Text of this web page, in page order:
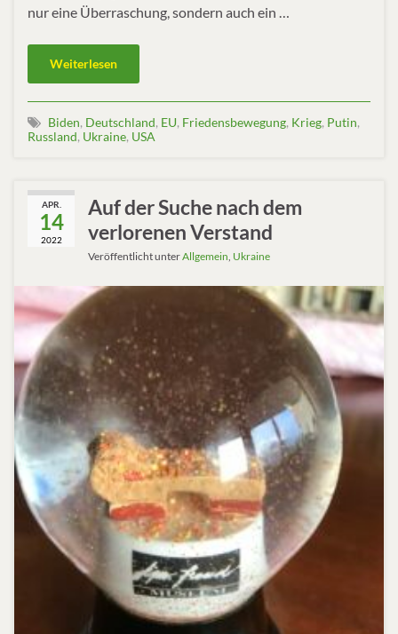
nur eine Überraschung, sondern auch ein …
Weiterlesen
Biden, Deutschland, EU, Friedensbewegung, Krieg, Putin,
Russland, Ukraine, USA
APR.
14
2022
Auf der Suche nach dem
verlorenen Verstand
Veröffentlicht unterAllgemein Ukraine